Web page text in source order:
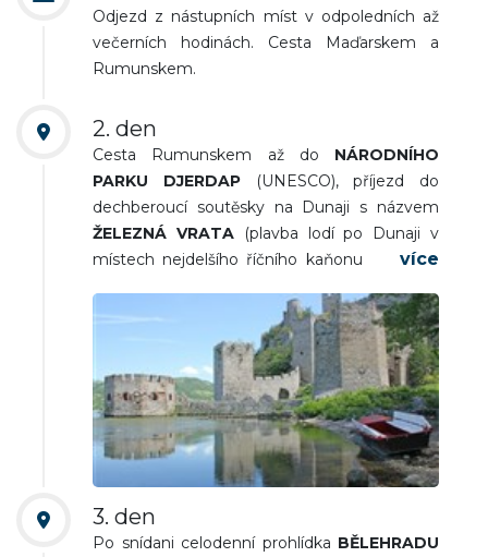
Odjezd z nástupních míst v odpoledních až
večerních hodinách. Cesta Maďarskem a
Rumunskem.
2. den
Cesta Rumunskem až do NÁRODNÍHO
PARKU DJERDAP
(UNESCO), příjezd do
dechberoucí soutěsky na Dunaji s názvem
ŽELEZNÁ VRATA
(plavba lodí po Dunaji v
místech nejdelšího říčního kaňonu Evropy s
GOLUBAC(pevnost
na srbském břehu Dunaje s 10 věžemi).
Přejezd na ubytování. Večeře a nocleh.
3. den
Po snídani celodenní prohlídka BĚLEHRADU